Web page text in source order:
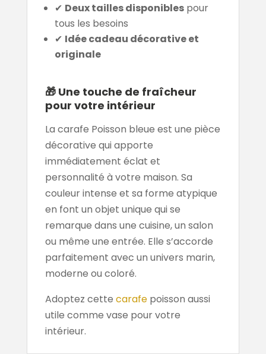
✔ Deux tailles disponiblespour
tous les besoins
✔ Idée cadeau décorative et
originale
🎁 Une touche de fraîcheur
pour votre intérieur
La carafe Poisson bleue est une pièce
décorative qui apporte
immédiatement éclat et
personnalité à votre maison. Sa
couleur intense et sa forme atypique
en font un objet unique qui se
remarque dans une cuisine, un salon
ou même une entrée. Elle s’accorde
parfaitement avec un univers marin,
moderne ou coloré.
Adoptez cette carafepoisson aussi
utile comme vase pour votre
intérieur.